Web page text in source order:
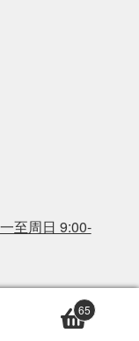
至周日 9:00-
65